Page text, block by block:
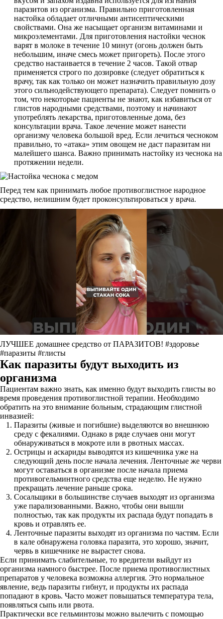
паразитов из организма. Правильно приготовленная
настойка обладает отличными антисептическими
свойствами. Она же насыщает организм витаминами и
микроэлементами. Для приготовления настойки чеснок
варят в молоке в течение 10 минут (огонь должен быть
небольшим, иначе смесь может пригореть). После этого
средство настаивается в течение 2 часов. Такой отвар
применяется строго по дозировке (следует обратиться к
врачу, так как только он может назначить правильную дозу
этого сильнодействующего препарата). Следует помнить о
том, что некоторые пациенты не знают, как избавиться от
глистов народными средствами, поэтому и начинают
употреблять лекарства, приготовленные дома, без
консультации врача. Такое лечение может нанести
организму человека большой вред. Если лечиться чесноком
правильно, то «атака» этим овощем не даст паразитам ни
малейшего шанса. Важно принимать настойку из чеснока на
протяжении недели.
Перед тем как принимать любое противоглистное народное
средство, нелишним будет проконсультироваться у врача.
ЛУЧШЕЕ домашнее средство от ПАРАЗИТОВ! #здоровье
#паразиты #глисты
Как паразиты будут выходить из
организма
Пациентам важно знать, как именно будут выходить глисты во
время проведения противоглистной терапии. Необходимо
обратить на это внимание больным, страдающим глистной
инвазией:
Паразиты (живые и погибшие) выделяются во внешнюю
среду с фекалиями. Однако в ряде случаев они могут
обнаруживаться в мокроте или в рвотных массах.
Острицы и аскариды выводятся из кишечника уже на
следующий день после начала лечения. Ленточные же черви
могут оставаться в организме после начала приема
противогельминтного средства еще неделю. Не нужно
прекращать лечение раньше срока.
Сосальщики в большинстве случаев выходят из организма
уже парализованными. Важно, чтобы они вышли
полностью, так как продукты их распада будут попадать в
кровь и отравлять ее.
Ленточные паразиты выходят из организма по частям. Если
в кале обнаружена головка паразита, это хорошо, значит,
червь в кишечнике не вырастет снова.
Если принимать слабительные, то вредители выйдут из
организма намного быстрее. После приема противоглистных
препаратов у человека возможна аллергия. Это нормальное
явление, ведь паразиты гибнут, и продукты их распада
попадают в кровь. Часто может повышаться температура тела,
появляться сыпь или рвота.
Практически все гельминтозы можно вылечить с помощью